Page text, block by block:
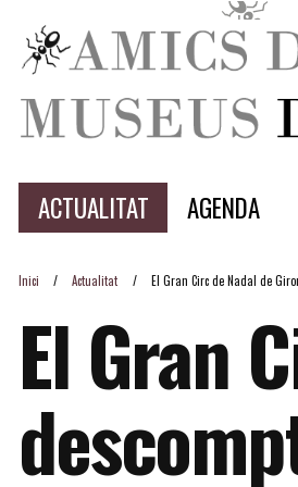
ACTUALITAT AGENDA
Inici Actualitat El Gran Circ de Nadal de
El Gran